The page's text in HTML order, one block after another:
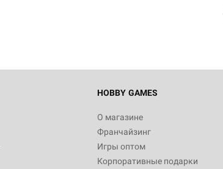
HOBBY GAMES
О магазине
Франчайзинг
Игры оптом
Корпоративные подарки